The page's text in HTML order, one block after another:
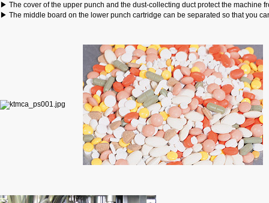
▶ The cover of the upper punch and the dust-collecting duct protect the machine
▶ The middle board on the lower punch cartridge can be separated so that you